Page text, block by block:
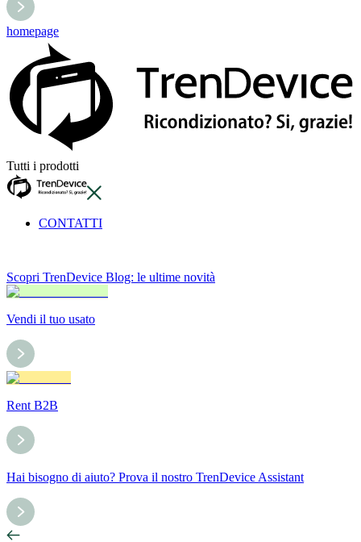
homepage
Tutti i prodotti
CONTATTI
Scopri TrenDevice Blog: le ultime novità
Vendi il tuo usato
Rent B2B
Hai bisogno di aiuto? Prova il nostro TrenDevice Assistant